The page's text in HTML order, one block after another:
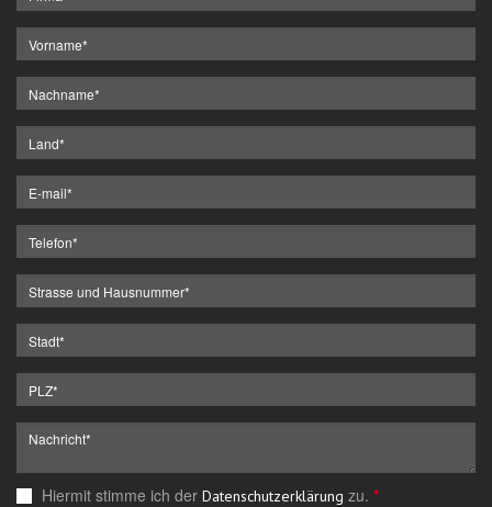
Hiermit stimme ich der Datenschutzerklärung zu. *